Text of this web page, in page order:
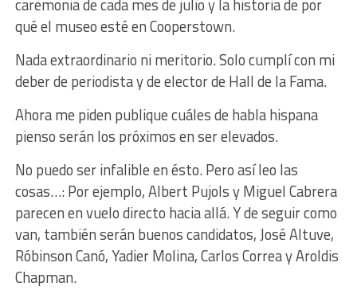
caremonia de cada mes de julio y la historia de por
qué el museo esté en Cooperstown.
Nada extraordinario ni meritorio. Solo cumplí con mi
deber de periodista y de elector de Hall de la Fama.
Ahora me piden publique cuáles de habla hispana
pienso serán los próximos en ser elevados.
No puedo ser infalible en ésto. Pero así leo las
cosas…: Por ejemplo, Albert Pujols y Miguel Cabrera
parecen en vuelo directo hacia allá. Y de seguir como
van, también serán buenos candidatos, José Altuve,
Róbinson Canó, Yadier Molina, Carlos Correa y Aroldis
Chapman.